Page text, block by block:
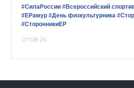
#СилаРоссии #Всероссийский
#ЕРамур #День физкультурника
#СторонникиЕР
07.08.26